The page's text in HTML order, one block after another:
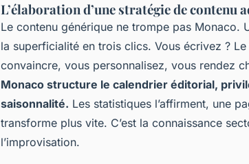
L’élaboration d’une stratégie de contenu
Le contenu générique ne trompe pas
la superficialité en trois clics. Vous écrivez ?
convaincre, vous personnalisez, vous rendez
Monaco structure le calendrier éditorial,
saisonnalité. Les statistiques l’affirment, une
transforme plus vite. C’est la connaissance
l’improvisation.